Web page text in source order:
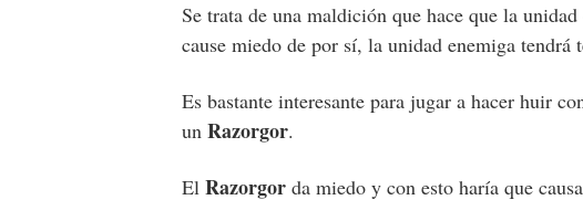
Se trata de una maldición que hace que la
cause miedo de por sí, la unidad enemiga tendrá
Es bastante interesante para jugar a hacer huir
un Razorgor.
El Razorgor da miedo y con esto haría que